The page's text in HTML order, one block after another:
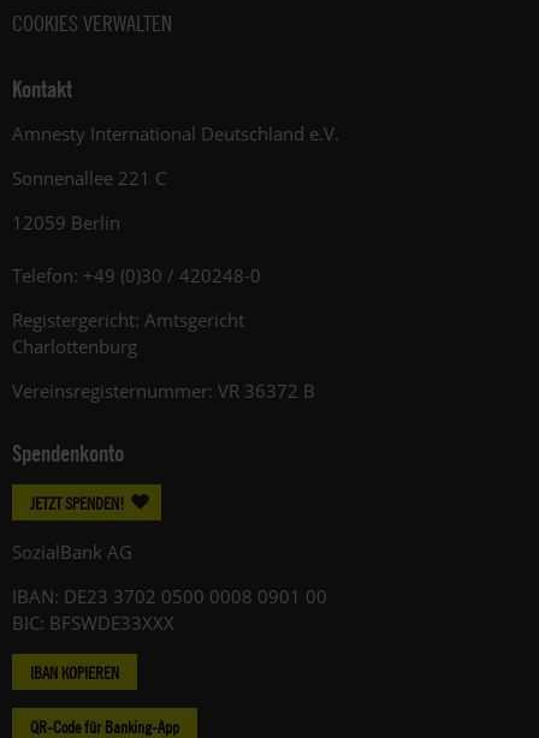
COOKIES VERWALTEN
Kontakt
Amnesty International Deutschland e.V.
Sonnenallee 221 C
12059 Berlin
Telefon: +49 (0)30 / 420248-0
Registergericht: Amtsgericht
Charlottenburg
Vereinsregisternummer: VR 36372 B
Spendenkonto
JETZT SPENDEN!
SozialBank AG
IBAN: DE23 3702 0500 0008 0901 00
BIC: BFSWDE33XXX
IBAN KOPIEREN
QR-Code für Banking-App